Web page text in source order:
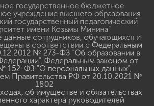
государственное бюджетное
учреждение высшего образования
государственный педагогический
имени Козьмы Минина"
данные сотрудников, обучающихся и
в соответствии с Федеральным
№ 273-ФЗ "Об образовании в
, Федеральным законом от
152-ФЗ "О персональных данных",
Правительства РФ от 20.10.2021 №
1802
об имуществе и обязательствах
характера руководителей